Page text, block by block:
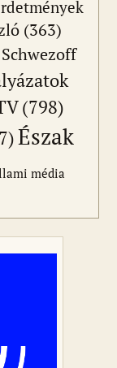
(363)
(798)
Észak
média